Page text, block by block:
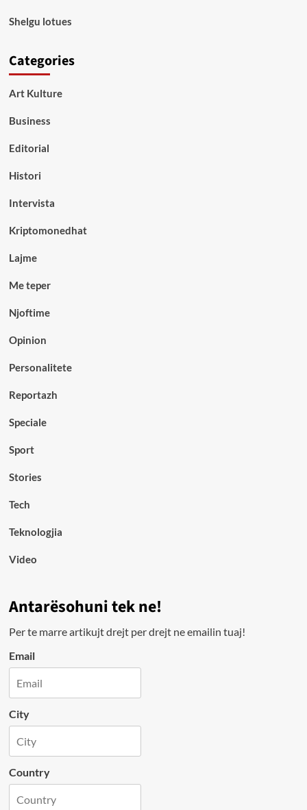
Shelgu lotues
Categories
Art Kulture
Business
Editorial
Histori
Intervista
Kriptomonedhat
Lajme
Me teper
Njoftime
Opinion
Personalitete
Reportazh
Speciale
Sport
Stories
Tech
Teknologjia
Video
Antarësohuni tek ne!
Per te marre artikujt drejt per drejt ne emailin tuaj!
Email
City
Country